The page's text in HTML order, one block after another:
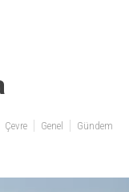
Çevre Genel Gündem